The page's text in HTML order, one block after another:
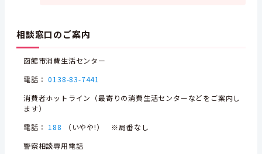
相談窓口のご案内
函館市消費生活センター
電話： 0138-83-7441
消費者ホットライン（最寄りの消費生活センターなどをご案内し
ます）
電話： 188
（いやや!） ※局番なし
警察相談専用電話